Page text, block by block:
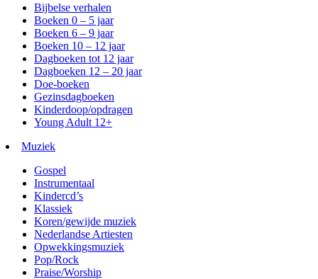
Bijbelse verhalen
Boeken 0 – 5 jaar
Boeken 6 – 9 jaar
Boeken 10 – 12 jaar
Dagboeken tot 12 jaar
Dagboeken 12 – 20 jaar
Doe-boeken
Gezinsdagboeken
Kinderdoop/opdragen
Young Adult 12+
Muziek
Gospel
Instrumentaal
Kindercd’s
Klassiek
Koren/gewijde muziek
Nederlandse Artiesten
Opwekkingsmuziek
Pop/Rock
Praise/Worship